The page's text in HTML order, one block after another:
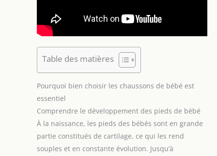
Table des matières
Pourquoi bien choisir les chaussons de bébé est
essentiel
Comprendre le développement des pieds de bébé
À la naissance, les pieds des bébés sont en grande
partie constitués de cartilage, ce qui les rend
souples et en constante évolution. Jusqu’à